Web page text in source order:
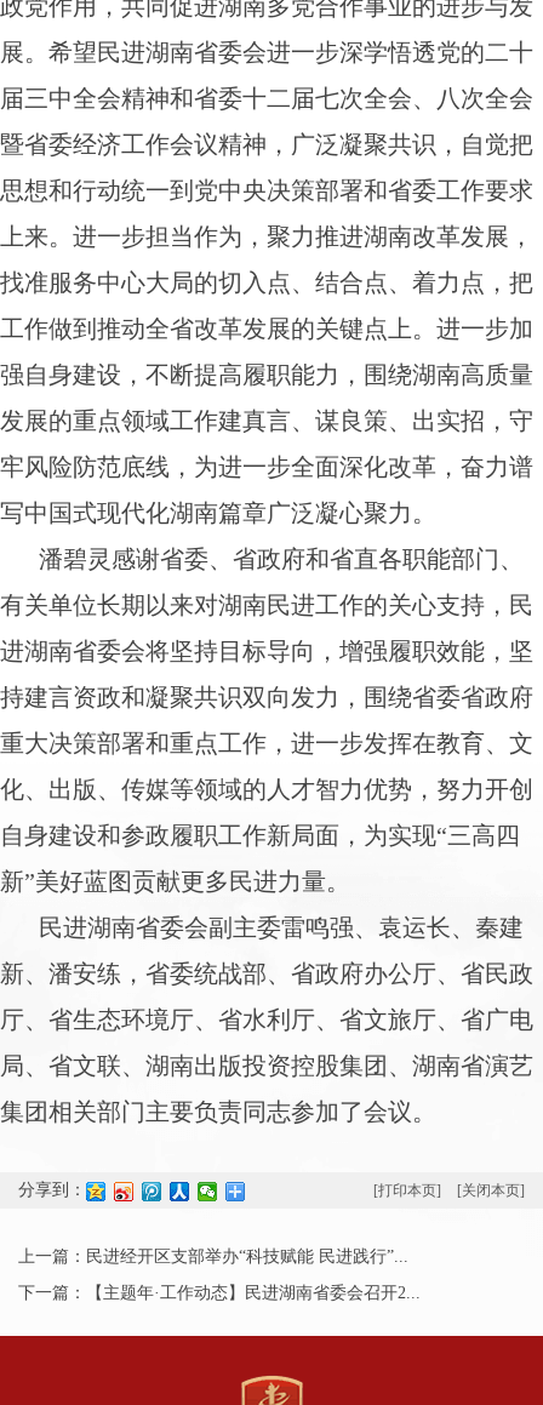
政党作用，共同促进湖南多党合作事业的进步与发
展。希望民进湖南省委会进一步深学悟透党的二十
届三中全会精神和省委十二届七次全会、八次全会
暨省委经济工作会议精神，广泛凝聚共识，自觉把
思想和行动统一到党中央决策部署和省委工作要求
上来。进一步担当作为，聚力推进湖南改革发展，
找准服务中心大局的切入点、结合点、着力点，把
工作做到推动全省改革发展的关键点上。进一步加
强自身建设，不断提高履职能力，围绕湖南高质量
发展的重点领域工作建真言、谋良策、出实招，守
牢风险防范底线，为进一步全面深化改革，奋力谱
写中国式现代化湖南篇章广泛凝心聚力。
潘碧灵感谢省委、省政府和省直各职能部门、
有关单位长期以来对湖南民进工作的关心支持，民
进湖南省委会将坚持目标导向，增强履职效能，坚
持建言资政和凝聚共识双向发力，围绕省委省政府
重大决策部署和重点工作，进一步发挥在教育、文
化、出版、传媒等领域的人才智力优势，努力开创
自身建设和参政履职工作新局面，为实现“三高四
新”美好蓝图贡献更多民进力量。
民进湖南省委会副主委雷鸣强、袁运长、秦建
新、潘安练，省委统战部、省政府办公厅、省民政
厅、省生态环境厅、省水利厅、省文旅厅、省广电
局、省文联、湖南出版投资控股集团、湖南省演艺
集团相关部门主要负责同志参加了会议。
分享到： [打印本页] [关闭本页]
上一篇：民进经开区支部举办“科技赋能 民进践行”...
下一篇：【主题年·工作动态】民进湖南省委会召开2...